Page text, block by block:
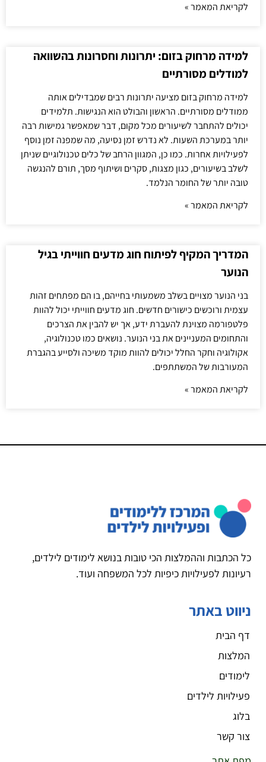
לקריאת המאמר »
למידה מרחוק בזום: יתרונות וחסרונות בהשוואה
למודלים מסורתיים
למידה מרחוק בזום מציעה יתרונות רבים שמבדילים אותה
ממודלים מסורתיים. הראשון והבולט הוא הנגישות. תלמידים
יכולים להתחבר לשיעורים מכל מקום, דבר שמאפשר גמישות רבה
יותר במערכת השעות. לא נדרש זמן נסיעה, מה שמפנה זמן נוסף
לפעילויות אחרות. כמו כן, המגוון הרחב של כלים טכנולוגיים שניתן
לשלב בשיעורים, כגון מצגות, סקרים ושיתוף מסך, תורם להנגשה
טובה יותר של החומר הנלמד.
לקריאת המאמר »
המדריך המקיף לפיתוח חוג מדעים חווייתי בגיל
הנוער
בני הנוער מצויים בשלב משמעותי בחייהם, בו הם מפתחים זהות
עצמית ורוכשים כישורים חדשים. חוג מדעים חווייתי יכול להוות
פלטפורמה מצוינת להעברת ידע, אך יש להבין את הצרכים
והתחומים המעניינים את בני הנוער. נושאים כמו טכנולוגיה,
אקולוגיה וחקר החלל יכולים להוות מוקד משיכה ולסייע בהגברת
המעורבות של המשתתפים.
לקריאת המאמר »
כל הכתבות וההמלצות הכי טובות בנושא לימודים לילדים,
רעיונות לפעילויות כיפיות לכל המשפחה ועוד.
ניווט באתר
דף הבית
המלצות
לימודים
פעילויות לילדים
בלוג
צור קשר